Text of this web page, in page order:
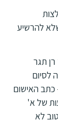
להרשיע
תגר
לסיום
כתב האישום
של א'
לא